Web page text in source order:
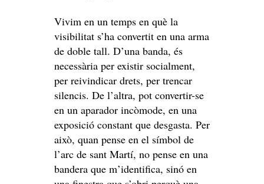
Vivim en un temps en què la
visibilitat s’ha convertit en una arma
de doble tall. D’una banda, és
necessària per existir socialment,
per reivindicar drets, per trencar
silencis. De l’altra, pot convertir-se
en un aparador incòmode, en una
exposició constant que desgasta. Per
això, quan pense en el símbol de
l’arc de sant Martí, no pense en una
bandera que m’identifica, sinó en